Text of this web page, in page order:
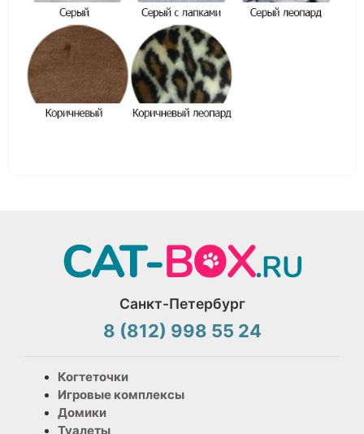
Санкт-Петербург
8 (812) 998 55 24
Когтеточки
Игровые комплексы
Домики
Туалеты